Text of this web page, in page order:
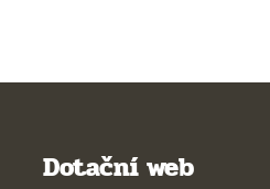
Dotační web